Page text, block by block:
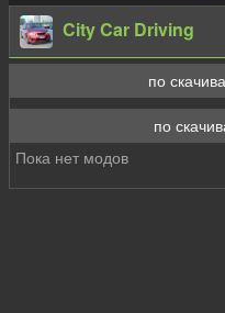
City Car Driving
по
по
Пока нет модов